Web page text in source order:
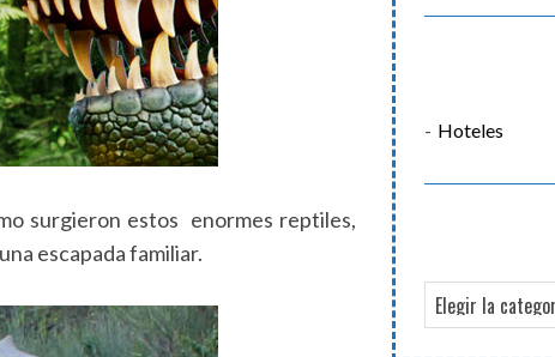
surgieron estos enormes reptiles,
escapada familiar.
Hoteles
a